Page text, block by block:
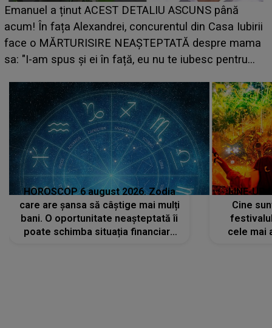
LINE-UP UNTOLD ONE, ziua 2. La ce oră urcă pe
scena principală a festivalului Zara Larsson? Artista
suedeză a ajuns deja în România și s-a filmat din
camera de hotel
HOROSCOP 6 august 2026. Zodia
care are șansa să câștige mai mulți
bani. O oportunitate neașteptată îi
poate schimba situația financiară
LINE-UP
Cine
cele mai